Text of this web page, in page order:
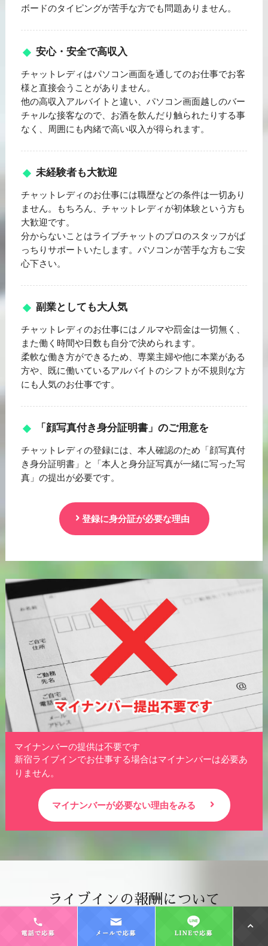
ボードのタイピングが苦手な方でも問題ありません。
安心・安全で高収入
チャットレディはパソコン画面を通してのお仕事でお客
様と直接会うことがありません。
他の高収入アルバイトと違い、パソコン画面越しのバー
チャルな接客なので、お酒を飲んだり触られたりする事
なく、周囲にも内緒で高い収入が得られます。
未経験者も大歓迎
チャットレディのお仕事には職歴などの条件は一切あり
ません。もちろん、チャットレディが初体験という方も
大歓迎です。
分からないことはライブチャットのプロのスタッフがば
っちりサポートいたします。パソコンが苦手な方もご安
心下さい。
副業としても大人気
チャットレディのお仕事にはノルマや罰金は一切無く、
また働く時間や日数も自分で決められます。
柔軟な働き方ができるため、専業主婦や他に本業がある
方や、既に働いているアルバイトのシフトが不規則な方
にも人気のお仕事です。
「顔写真付き身分証明書」のご用意を
チャットレディの登録には、本人確認のため「顔写真付
き身分証明書」と「本人と身分証写真が一緒に写った写
真」の提出が必要です。
登録に身分証が必要な理由
マイナンバーの提供は不要です
新宿ライブインでお仕事する場合はマイナンバーは必要あ
りません。
マイナンバーが必要ない理由をみる
ライブインの報酬について